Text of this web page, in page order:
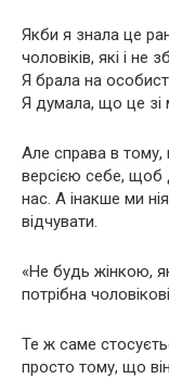
Якби я знала це
чоловіків, які і не
Я брала на
Я думала, що це
Але справа в
версією себе, щоб
нас. А інакше ми
відчувати.
«Не будь жінкою,
потрібна
Те ж саме
просто тому, що